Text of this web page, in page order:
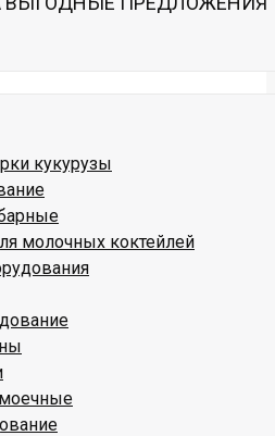
кукурузы
молочных коктейлей